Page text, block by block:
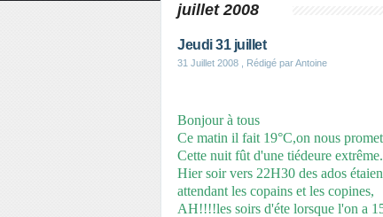
juillet 2008
Jeudi 31 juillet
31 Juillet 2008 , Rédigé par Antoine
Bonjour à tous
Ce matin il fait 19°C,on nous
Cette nuit fût d'une tiédeure
Hier soir vers 22H30 des ados
attendant les copains et les copines,
AH!!!!les soirs d'éte lorsque l'on a